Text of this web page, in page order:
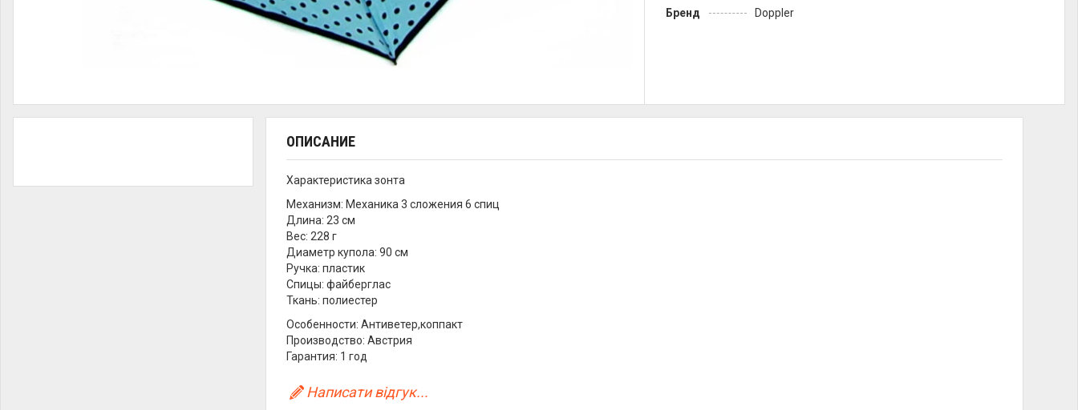
Бренд Doppler
ОПИСАНИЕ
Характеристика зонта
Механизм: Механика 3 сложения 6 спиц
Длина: 23 см
Вес: 228 г
Диаметр купола: 90 см
Ручка: пластик
Спицы: файберглас
Ткань: полиестер
Особенности: Антиветер,коппакт
Производство: Австрия
Гарантия: 1 год
Написати відгук...